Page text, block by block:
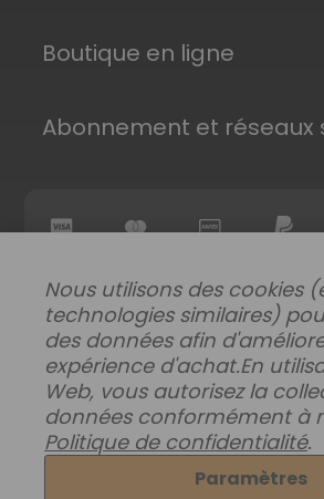
Boutique en ligne
Abonnement et réseaux
© 2026
Modifier les préférences de
Livraisons, retours et garantie |
Conditions
Nous utilisons des cookies
technologies similaires)
des données afin
expérience d'achat.En
Web, vous autorisez la
données conformément à
Politique de confidentialité.
Paramètres